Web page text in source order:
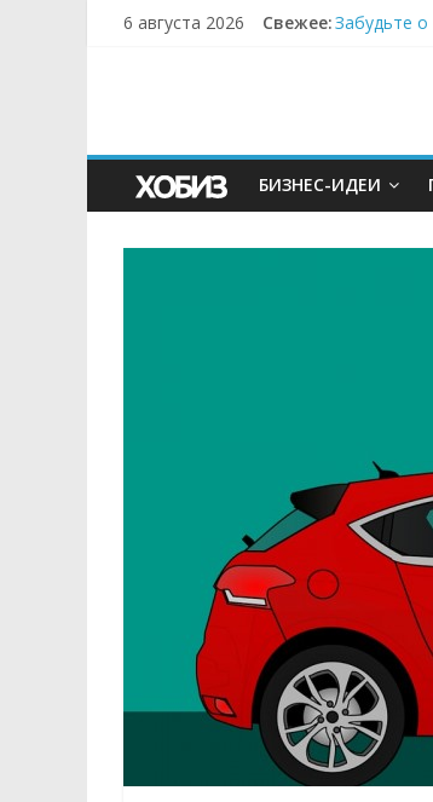
6 августа 2026 Свежее:Забудьте
БИЗНЕС-ИДЕИ